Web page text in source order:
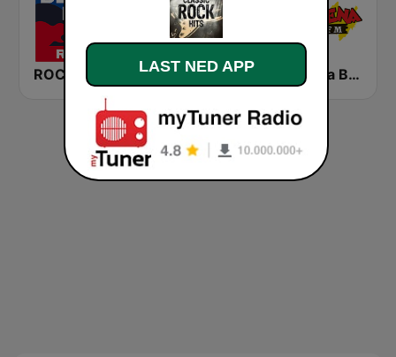
Radio Paradise KLBN La Buena 101.9 FM
LAST NED APP